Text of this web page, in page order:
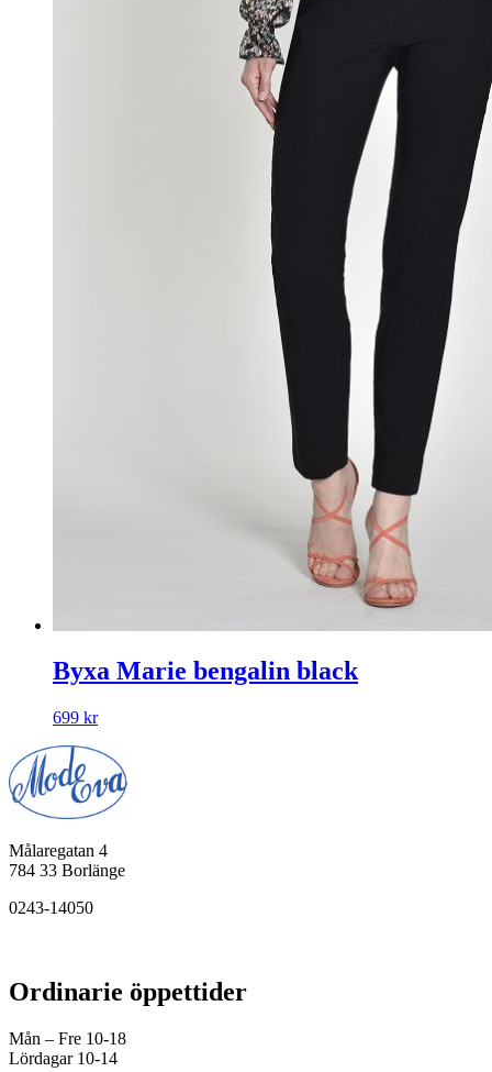
Byxa Marie bengalin black
699 kr
Målaregatan 4
784 33 Borlänge
0243-14050
Ordinarie öppettider
Mån – Fre 10-18
Lördagar 10-14